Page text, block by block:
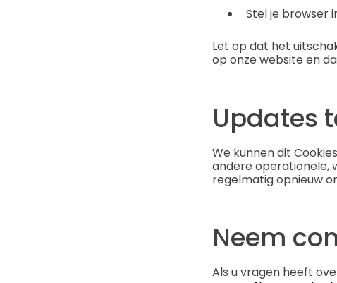
Stel je browser
Let op dat het
op onze website en
Updates
We kunnen dit
andere operationele,
regelmatig opnieuw
Neem
Als u vragen heeft